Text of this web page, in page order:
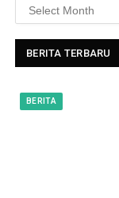
BERITA TERBARU
BERITA